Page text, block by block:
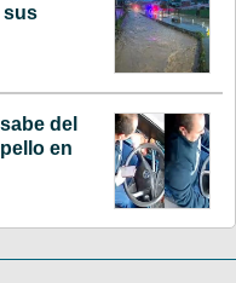
sus
del
en